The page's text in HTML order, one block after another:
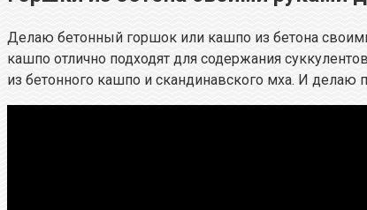
Делаю бетонный горшок или кашпо из бетона
кашпо отлично подходят для содержания
из бетонного кашпо и скандинавского мха. И делаю